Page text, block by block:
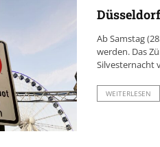
Ab Samstag
werden. Das
Silvesternacht
WEITERLESEN